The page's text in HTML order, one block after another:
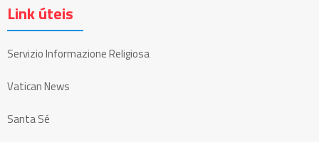
Link úteis
Servizio Informazione Religiosa
Vatican News
Santa Sé